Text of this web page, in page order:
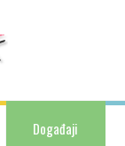
Događaji